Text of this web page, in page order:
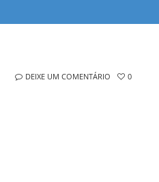
DEIXE UM COMENTÁRIO 0